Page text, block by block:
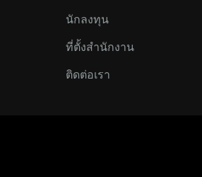
นักลงทุน
ที่ตั้งสำนักงาน
ติดต่อเรา